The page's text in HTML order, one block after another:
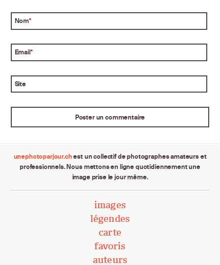
Nom*
Email*
Site
unephotoparjour.chest un collectif de photographes amateurs et
professionnels. Nous mettons en ligne quotidiennement une
image prise le jour même.
images
légendes
carte
favoris
auteurs